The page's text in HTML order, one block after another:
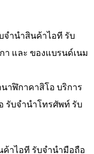
จำนำสินค้าไอที รับ
และ ของแบรนด์เนม
าฬิกาคาสิโอ บริการ
รับจำนำโทรศัพท์ รับ
ค้าไอที รับจำนำมือถือ